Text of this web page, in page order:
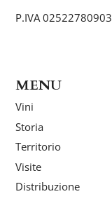
P.IVA 02522780903
MENU
Vini
Storia
Territorio
Visite
Distribuzione